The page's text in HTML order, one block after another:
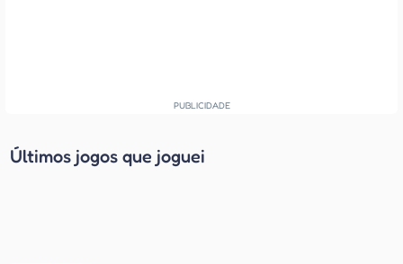
Últimos jogos que joguei